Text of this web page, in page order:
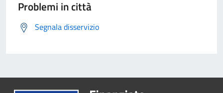
Problemi in città
Segnala disservizio